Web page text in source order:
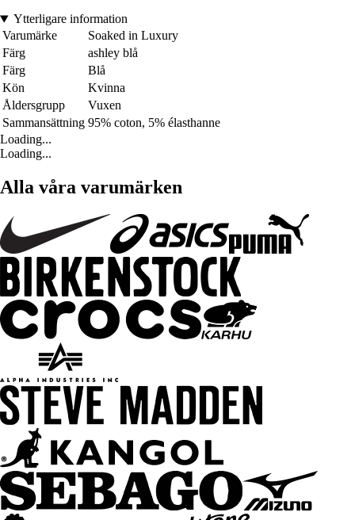
Ytterligare information
Varumärke
Soaked in Luxury
Färg
ashley blå
Färg
Blå
Kön
Kvinna
Åldersgrupp
Vuxen
Sammansättning 95% coton, 5% élasthanne
Loading...
Loading...
Alla våra varumärken